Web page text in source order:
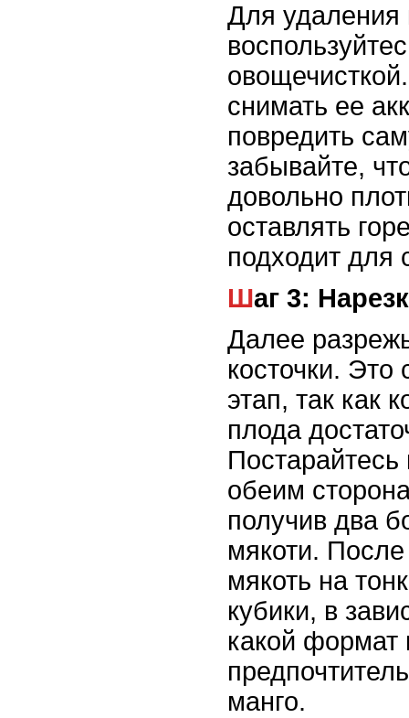
Для удаления
снимать ее
повредить
забывайте,
довольно
оставлять
подходит для
Шаг 3:
Далее
косточки.
этап, так как
плода
Постарайтесь
обеим
получив два
мякоти. После
мякоть на
кубики, в
какой формат
манго.